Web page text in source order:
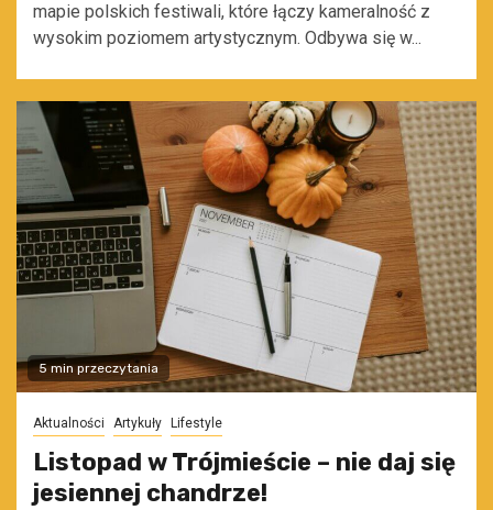
mapie polskich festiwali, które łączy kameralność z
wysokim poziomem artystycznym. Odbywa się w...
5 min przeczytania
Aktualności Artykuły Lifestyle
Listopad w Trójmieście – nie daj się
jesiennej chandrze!